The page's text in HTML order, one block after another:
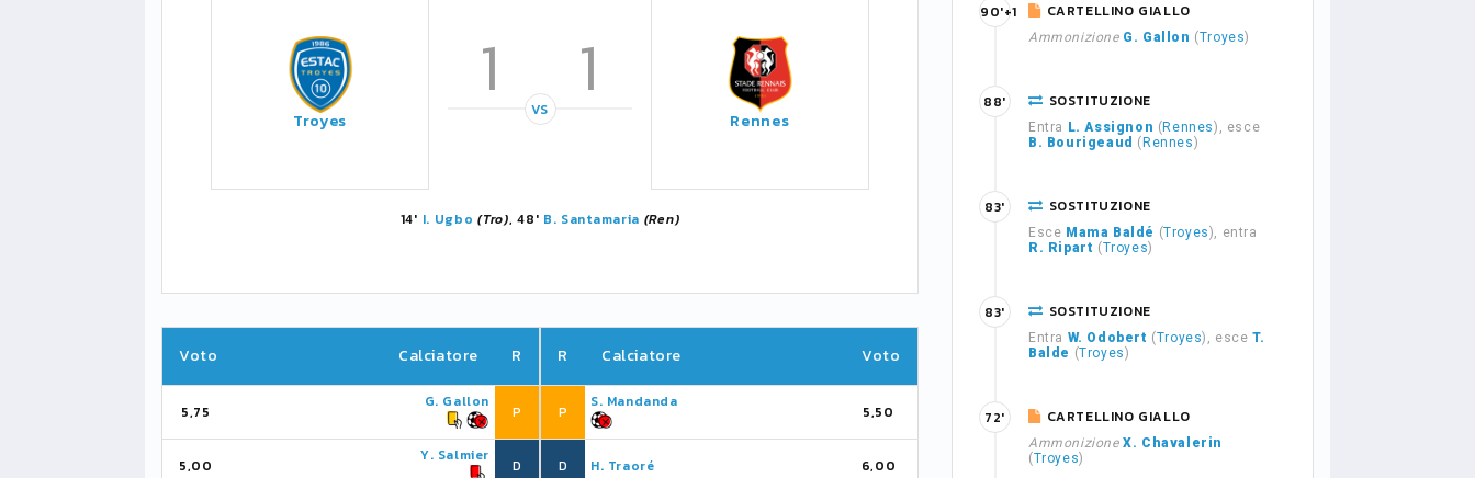
Troyes
1 1
VS Rennes
14' I. Ugbo (Tro), 48' B. Santamaria (Ren)
Voto Calciatore R
5,75
G. Gallon
P
5,00
Y. Salmier
D
R Calciatore Voto
P
S. Mandanda
5,50
D H. Traoré 6,00
CARTELLINO GIALLO
Ammonizione G. Gallon (Troyes)
90'+1
SOSTITUZIONE
Entra L. Assignon ( Rennes), esce
B. Bourigeaud ( Rennes)
88'
SOSTITUZIONE
Esce Mama Baldé (Troyes), entra
R. Ripart (Troyes)
83'
SOSTITUZIONE
Entra W. Odobert (Troyes), esceT.
Balde (Troyes)
83'
CARTELLINO GIALLO
Ammonizione X. Chavalerin
(Troyes)
72'